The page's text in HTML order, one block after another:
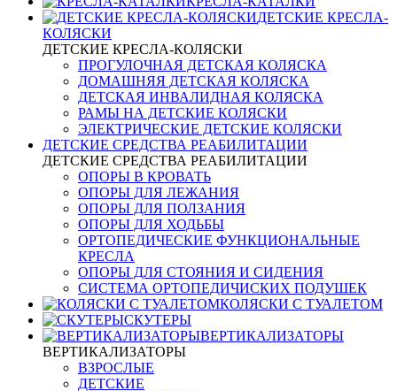
ДЕТСКИЕ КРЕСЛА-
КОЛЯСКИ
ДЕТСКИЕ КРЕСЛА-КОЛЯСКИ
ПРОГУЛОЧНАЯ ДЕТСКАЯ КОЛЯСКА
ДОМАШНЯЯ ДЕТСКАЯ КОЛЯСКА
ДЕТСКАЯ ИНВАЛИДНАЯ КОЛЯСКА
РАМЫ НА ДЕТСКИЕ КОЛЯСКИ
ЭЛЕКТРИЧЕСКИЕ ДЕТСКИЕ КОЛЯСКИ
ДЕТСКИЕ СРЕДСТВА РЕАБИЛИТАЦИИ
ДЕТСКИЕ СРЕДСТВА РЕАБИЛИТАЦИИ
ОПОРЫ В КРОВАТЬ
ОПОРЫ ДЛЯ ЛЕЖАНИЯ
ОПОРЫ ДЛЯ ПОЛЗАНИЯ
ОПОРЫ ДЛЯ ХОДЬБЫ
ОРТОПЕДИЧЕСКИЕ ФУНКЦИОНАЛЬНЫЕ
КРЕСЛА
ОПОРЫ ДЛЯ СТОЯНИЯ И СИДЕНИЯ
СИСТЕМА ОРТОПЕДИЧИСКИХ ПОДУШЕК
КОЛЯСКИ С ТУАЛЕТОМ
СКУТЕРЫ
ВЕРТИКАЛИЗАТОРЫ
ВЕРТИКАЛИЗАТОРЫ
ВЗРОСЛЫЕ
ДЕТСКИЕ